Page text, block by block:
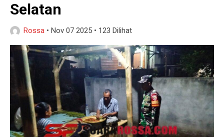
Selatan
Rossa • Nov 07 2025 • 123 Dilihat